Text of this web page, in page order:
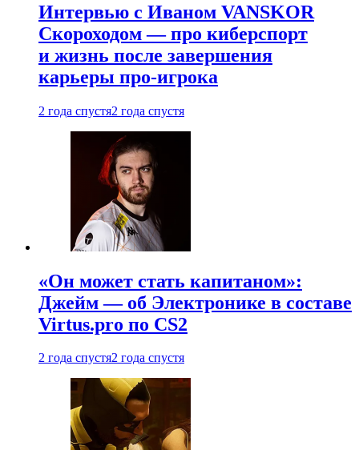
Интервью с Иваном VANSKOR
Скороходом — про киберспорт
и жизнь после завершения
карьеры про-игрока
2 года спустя2 года спустя
«Он может стать капитаном»:
Джейм — об Электронике в составе
Virtus.pro по CS2
2 года спустя2 года спустя